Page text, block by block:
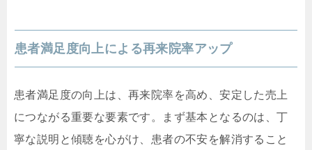
患者満足度向上による再来院率アップ
患者満足度の向上は、再来院率を高め、安定した売上
につながる重要な要素です。まず基本となるのは、丁
寧な説明と傾聴を心がけ、患者の不安を解消すること